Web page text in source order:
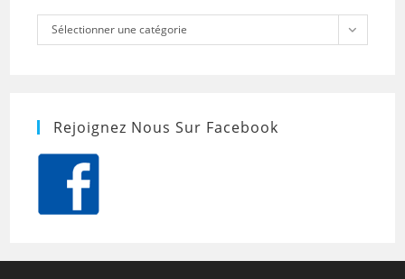
Catégories
Sélectionner une catégorie
Rejoignez Nous Sur Facebook